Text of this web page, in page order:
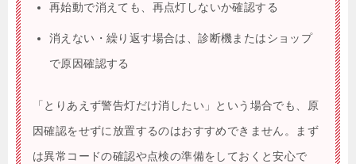
再始動で消えても、再点灯しないか確認する
消えない・繰り返す場合は、診断機またはショップ
で原因確認する
「とりあえず警告灯だけ消したい」という場合でも、原
因確認をせずに放置するのはおすすめできません。まず
は異常コードの確認や点検の準備をしておくと安心で